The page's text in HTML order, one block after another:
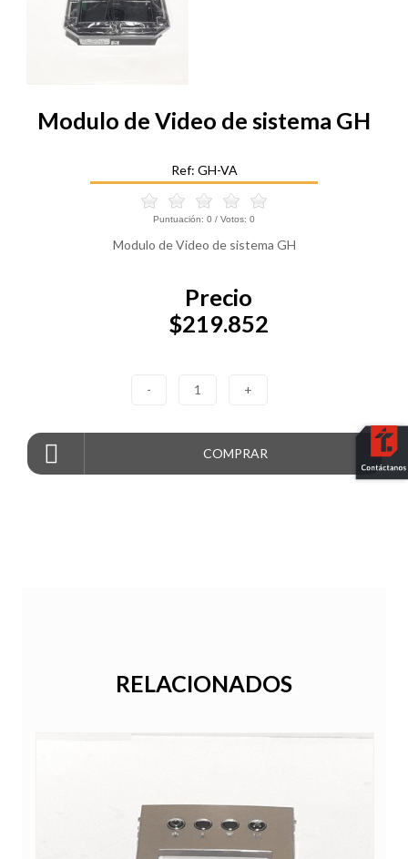
Modulo de Video de sistema GH
Ref: GH-VA
Puntuación: 0 / Votos: 0
Modulo de Video de sistema GH
Precio
$219.852
- 1 +
COMPRAR
RELACIONADOS